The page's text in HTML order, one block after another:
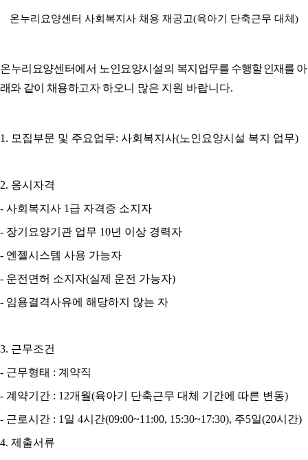
온누리요양센터 사회복지사 채용 재공고(육아기 단축근무 대체 )
온누리요양센터에서 노인요양시설의 복지 업무를 수행할 인재를 아
래와 같이
채용하고자 하오니 많은 지원 바랍니다.
1. 모집부문 및 주요업무: 사회복지사(노인요양시설 복지 업무)
2. 응시자격
- 사회복지사 1 급 자격증 소지자
- 장기요양기관 업무 10년 이상 경력자
- 엔젤시스템 사용 가능자
- 운전면허 소지자(실제 운전 가능자)
- 임용결격사유에 해당하지 않는 자
3. 근무조건
- 근무형태 : 계약직
- 계약기간 : 12개월(육아기 단축근무 대체 기간에 따른 변동)
- 근로시간 : 1 일 4시간(09:00~11:00, 15:30~17:30), 주5일(20시간)
4. 제출서류